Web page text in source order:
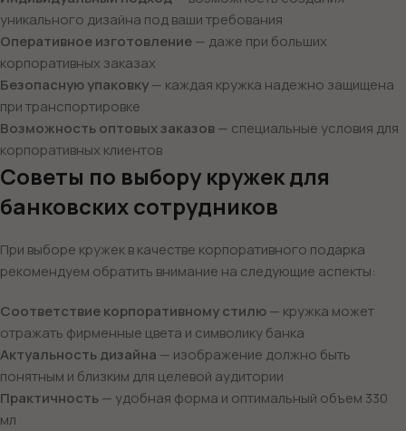
уникального дизайна под ваши требования
Оперативное изготовление— даже при больших
корпоративных заказах
Безопасную упаковку— каждая кружка надежно защищена
при транспортировке
Возможность оптовых заказов— специальные условия для
корпоративных клиентов
Советы по выбору кружек для
банковских сотрудников
При выборе кружек в качестве корпоративного подарка
рекомендуем обратить внимание на следующие аспекты:
Соответствие корпоративному стилю— кружка может
отражать фирменные цвета и символику банка
Актуальность дизайна — изображение должно быть
понятным и близким для целевой аудитории
Практичность— удобная форма и оптимальный объем 330
мл